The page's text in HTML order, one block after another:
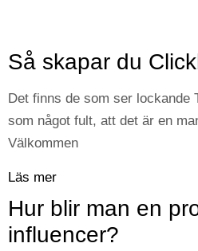
Så skapar du
Det finns de som ser lockande
som något fult, att det är en
Välkommen
Läs mer
Hur blir man en
influencer?